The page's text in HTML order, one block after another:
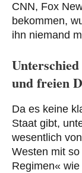
CNN, Fox
bekommen,
ihn niemand
und freien
Da es keine
Staat gibt,
wesentlich
Westen mit
Regimen«